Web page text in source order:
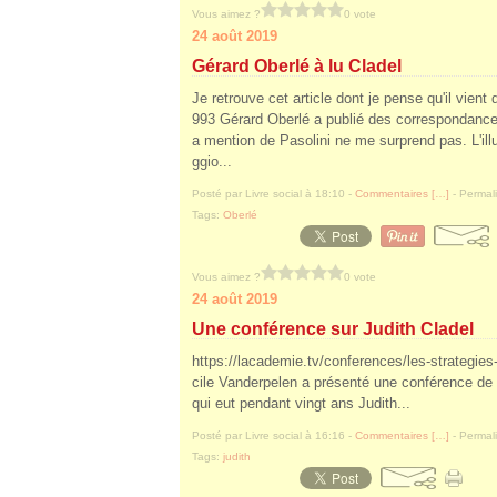
Vous aimez ? 0 vote
24 août 2019
Gérard Oberlé à lu Cladel
Je retrouve cet article dont je pense qu'il vient
993 Gérard Oberlé a publié des
a mention de Pasolini ne me surprend pas.
ggio...
Posté par Livre social à 18:10 - Commentaires [ ] -
Tags: Oberlé
Vous aimez ? 0 vote
24 août 2019
Une conférence sur Judith Cladel
https://lacademie.tv/conferences/les-
cile Vanderpelen a présenté une conférence
qui eut pendant vingt ans Judith...
Posté par Livre social à 16:16 - Commentaires [ ] -
Tags: judith